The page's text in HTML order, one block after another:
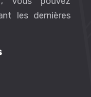
les dernières